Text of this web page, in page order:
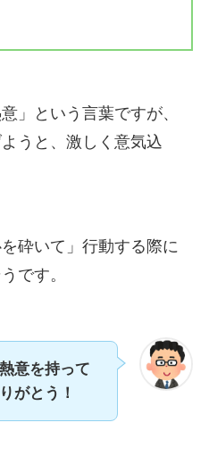
」という言葉ですが、
うと、激しく意気込
砕いて」行動する際に
です。
熱意を持って
がとう！